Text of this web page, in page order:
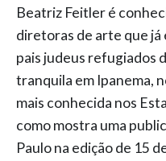
Beatriz Feitler é
diretoras de arte que já
pais judeus refugiados
tranquila em Ipanema,
mais conhecida nos
como mostra uma
Paulo na edição de 15